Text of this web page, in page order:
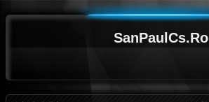
SanPaulCs.Ro